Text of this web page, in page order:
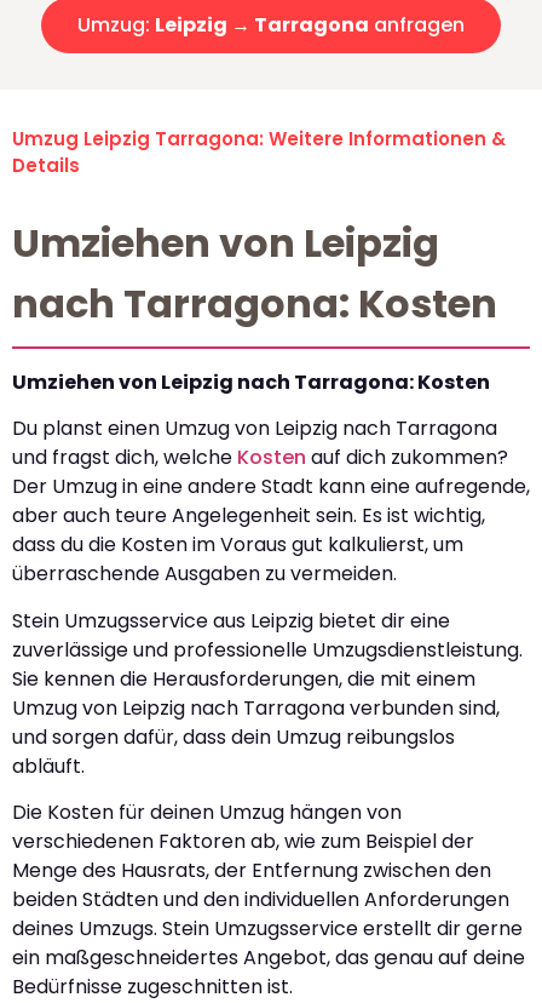
Umzug: Leipzig → Tarragona anfragen
Umzug Leipzig Tarragona: Weitere Informationen &
Details
Umziehen von Leipzig
nach Tarragona: Kosten
Umziehen von Leipzig nach Tarragona: Kosten
Du planst einen Umzug von Leipzig nach Tarragona
und fragst dich, welche Kosten auf dich zukommen?
Der Umzug in eine andere Stadt kann eine aufregende,
aber auch teure Angelegenheit sein. Es ist wichtig,
dass du die Kosten im Voraus gut kalkulierst, um
überraschende Ausgaben zu vermeiden.
Stein Umzugsservice aus Leipzig bietet dir eine
zuverlässige und professionelle Umzugsdienstleistung.
Sie kennen die Herausforderungen, die mit einem
Umzug von Leipzig nach Tarragona verbunden sind,
und sorgen dafür, dass dein Umzug reibungslos
abläuft.
Die Kosten für deinen Umzug hängen von
verschiedenen Faktoren ab, wie zum Beispiel der
Menge des Hausrats, der Entfernung zwischen den
beiden Städten und den individuellen Anforderungen
deines Umzugs. Stein Umzugsservice erstellt dir gerne
ein maßgeschneidertes Angebot, das genau auf deine
Bedürfnisse zugeschnitten ist.